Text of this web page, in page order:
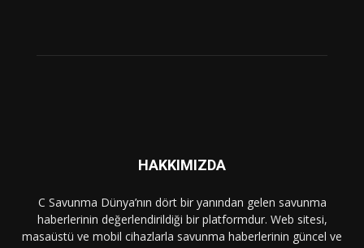
HAKKIMIZDA
C Savunma Dünya’nın dört bir yanından gelen savunma
haberlerinin değerlendirildiği bir platformdur. Web sitesi,
masaüstü ve mobil cihazlarla savunma haberlerinin güncel ve